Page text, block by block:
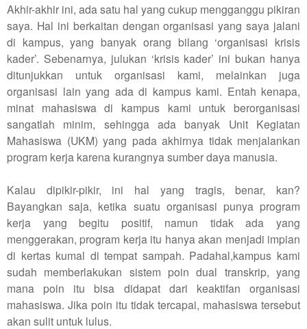
Akhir-akhir ini, ada satu hal yang cukup mengganggu pikiran
saya. Hal ini berkaitan dengan organisasi yang saya jalani
di kampus, yang banyak orang bilang ‘organisasi krisis
kader’. Sebenarnya, julukan ‘krisis kader’ ini bukan hanya
ditunjukkan untuk organisasi kami, melainkan juga
organisasi lain yang ada di kampus kami. Entah kenapa,
minat mahasiswa di kampus kami untuk berorganisasi
sangatlah minim, sehingga ada banyak Unit Kegiatan
Mahasiswa (UKM) yang pada akhirnya tidak menjalankan
program kerja karena kurangnya sumber daya manusia.
Kalau dipikir-pikir, ini hal yang tragis, benar, kan?
Bayangkan saja, ketika suatu organisasi punya program
kerja yang begitu positif, namun tidak ada yang
menggerakan, program kerja itu hanya akan menjadi impian
di kertas kumal di tempat sampah. Padahal,kampus kami
sudah memberlakukan sistem poin dual transkrip, yang
mana poin itu bisa didapat dari keaktifan organisasi
mahasiswa. Jika poin itu tidak tercapai, mahasiswa tersebut
akan sulit untuk lulus.